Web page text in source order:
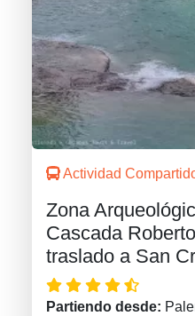
Actividad
Zona
Cascada
traslado a San
Partiendo desde: